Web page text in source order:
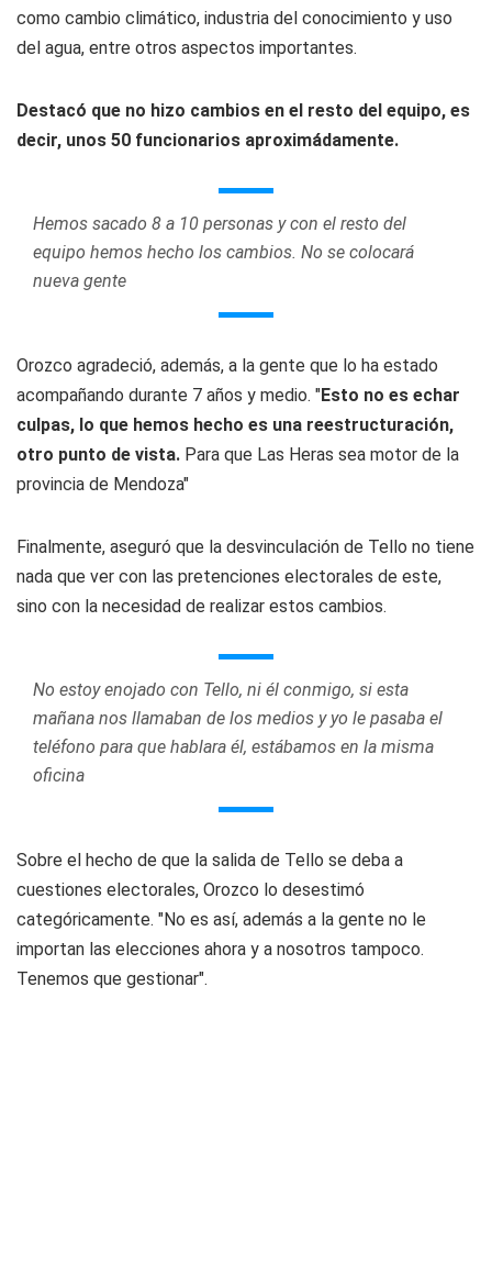
como cambio climático, industria del conocimiento y uso
del agua, entre otros aspectos importantes.
Destacó que no hizo cambios en el resto del equipo, es
decir, unos 50 funcionarios aproximádamente.
Hemos sacado 8 a 10 personas y con el resto del
equipo hemos hecho los cambios. No se colocará
nueva gente
Orozco agradeció, además, a la gente que lo ha estado
acompañando durante 7 años y medio. "Esto no es echar
culpas, lo que hemos hecho es una reestructuración,
otro punto de vista. Para que Las Heras sea motor de la
provincia de Mendoza"
Finalmente, aseguró que la desvinculación de Tello no tiene
nada que ver con las pretenciones electorales de este,
sino con la necesidad de realizar estos cambios.
No estoy enojado con Tello, ni él conmigo, si esta
mañana nos llamaban de los medios y yo le pasaba el
teléfono para que hablara él, estábamos en la misma
oficina
Sobre el hecho de que la salida de Tello se deba a
cuestiones electorales, Orozco lo desestimó
categóricamente. "No es así, además a la gente no le
importan las elecciones ahora y a nosotros tampoco.
Tenemos que gestionar".